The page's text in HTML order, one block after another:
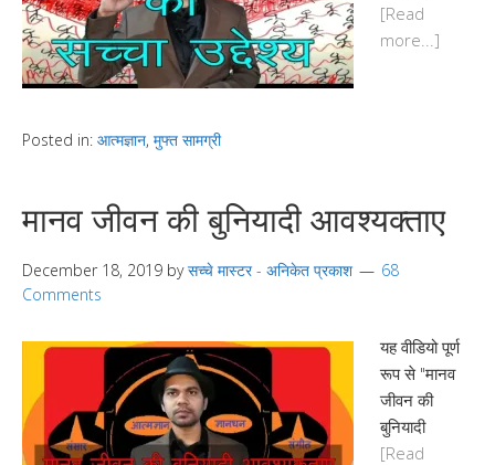
[Read
more...]
Posted in: आत्मज्ञान, मुफ्त सामग्री
मानव जीवन की बुनियादी आवश्यक्ताए
December 18, 2019 byसच्चे मास्टर - अनिकेत प्रकाश
68
Comments
यह वीडियो पूर्ण
रूप से "मानव
जीवन की
बुनियादी
[Read